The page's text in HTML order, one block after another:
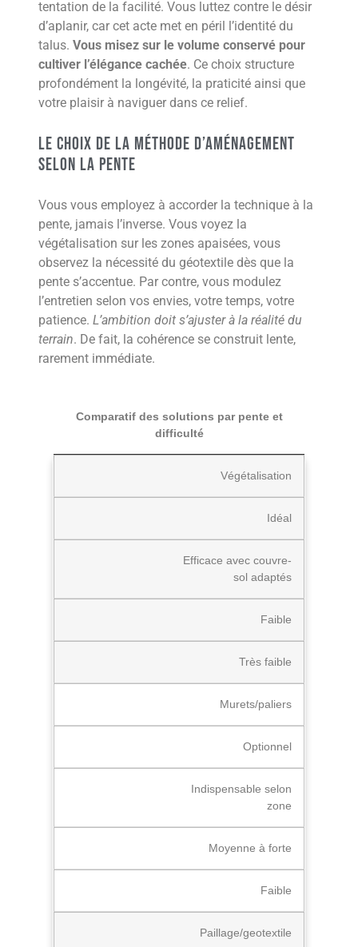
tentation de la facilité. Vous luttez contre le désir
d’aplanir, car cet acte met en péril l’identité du
talus. Vous misez sur le volume conservé pour
cultiver l’élégance cachée. Ce choix structure
profondément la longévité, la praticité ainsi que
votre plaisir à naviguer dans ce relief.
Le choix de la méthode d’aménagement
selon la pente
Vous vous employez à accorder la technique à la
pente, jamais l’inverse. Vous voyez la
végétalisation sur les zones apaisées, vous
observez la nécessité du géotextile dès que la
pente s’accentue. Par contre, vous modulez
l’entretien selon vos envies, votre temps, votre
patience. L’ambition doit s’ajuster à la réalité du
terrain. De fait, la cohérence se construit lente,
rarement immédiate.
Comparatif des solutions par pente et
difficulté
Végétalisation
Idéal
Efficace avec couvre-
sol adaptés
Faible
Très faible
Murets/paliers
Optionnel
Indispensable selon
zone
Moyenne à forte
Faible
Paillage/geotextile